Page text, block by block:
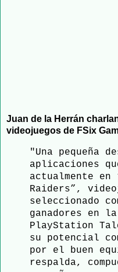
Juan de la Herrán
videojuegos de FSix
"Una pequeña
aplicaciones
actualmente en
Raiders”,
seleccionado
ganadores en
PlayStation
su potencial
por el buen
respalda,